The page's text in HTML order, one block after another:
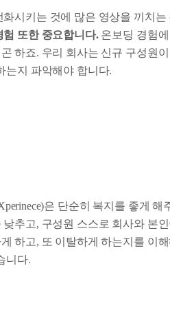
시키는 것에 많은 영상을 끼치는
또한 중요합니다.온보딩 경험
하죠. 우리 회사는 신규 구성원
는지 파악해야 합니다.
은 단순히 복지를 좋게 해
추고, 구성원 스스로 회사와 본인
하고, 또 이탈하게 하는지를 이
니다.